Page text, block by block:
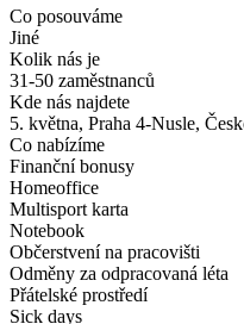
Co posouváme
Jiné
Kolik nás je
31-50 zaměstnanců
Kde nás najdete
5. května, Praha 4-Nusle,
Co nabízíme
Finanční bonusy
Homeoffice
Multisport karta
Notebook
Občerstvení na pracovišti
Odměny za odpracovaná léta
Přátelské prostředí
Sick days